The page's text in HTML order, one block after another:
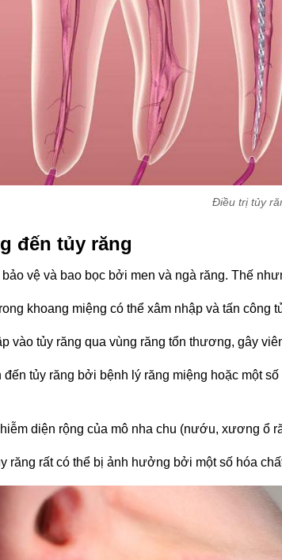
Điều trị tủy
đến tủy răng
vệ và bao bọc bởi men và ngà răng. Thế
khoang miệng có thể xâm nhập và tấn công
vào tủy răng qua vùng răng tổn thương, gây
tủy răng bởi bệnh lý răng miệng hoặc một
diện rộng của mô nha chu (nướu, xương ổ
răng rất có thể bị ảnh hưởng bởi một số hóa